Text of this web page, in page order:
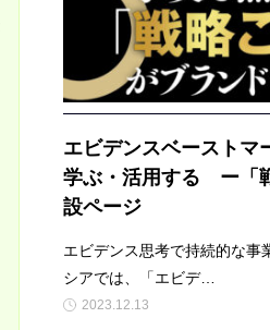
エビデンスベーストマ
学ぶ・活用する ー「
設ページ
エビデンス思考で持続的な事
シアでは、「エビデ…
2023.12.13